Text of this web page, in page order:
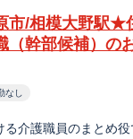
市/相模大野駅★
（幹部候補）の
なし
る介護職員のまとめ